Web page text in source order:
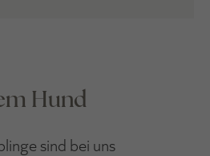
Hund
sind bei uns